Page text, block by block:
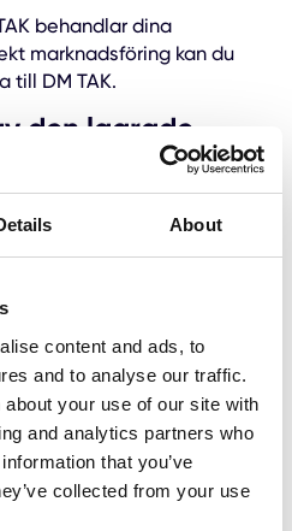
About
content and ads, to
and to analyse our traffic.
your use of our site with
and analytics partners who
that you’ve
collected from your use
behandlar dina
marknadsföring kan du
till DM TAK.
den lagrade
magda@dmtak.se
information, kan du
magda@dmtak.se
du
återkallar ditt